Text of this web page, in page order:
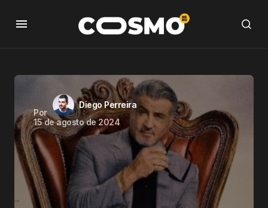
Por
Diego Perreira
15 de agosto de 2024